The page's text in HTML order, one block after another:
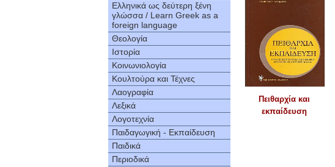
Ελληνικά ως δεύτερη ξένη
γλώσσα / Learn Greek as a
foreign language
Θεολογία
Ιστορία
Κοινωνιολογία
Κουλτούρα και Τέχνες
Λαογραφία
Λεξικά
Λογοτεχνία
Παιδαγωγική - Εκπαίδευση
Παιδικά
Περιοδικά
Πειθαρχία και
εκπαίδευση